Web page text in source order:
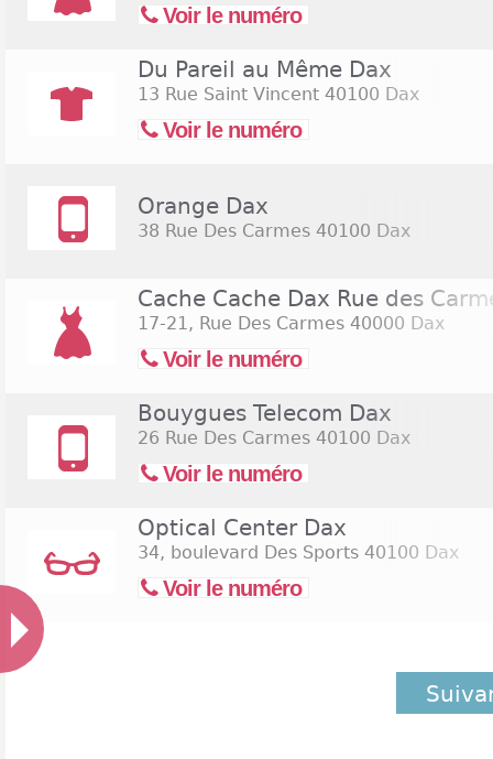
Voir le numéro
Du Pareil au Même Dax
13 Rue Saint Vincent 40100 Dax
Voir le numéro
Orange Dax
38 Rue Des Carmes 40100 Dax
Cache Cache Dax Rue des
17-21, Rue Des Carmes 40000 Dax
Voir le numéro
Bouygues Telecom Dax
26 Rue Des Carmes 40100 Dax
Voir le numéro
Optical Center Dax
34, boulevard Des Sports 40100 Dax
Voir le numéro